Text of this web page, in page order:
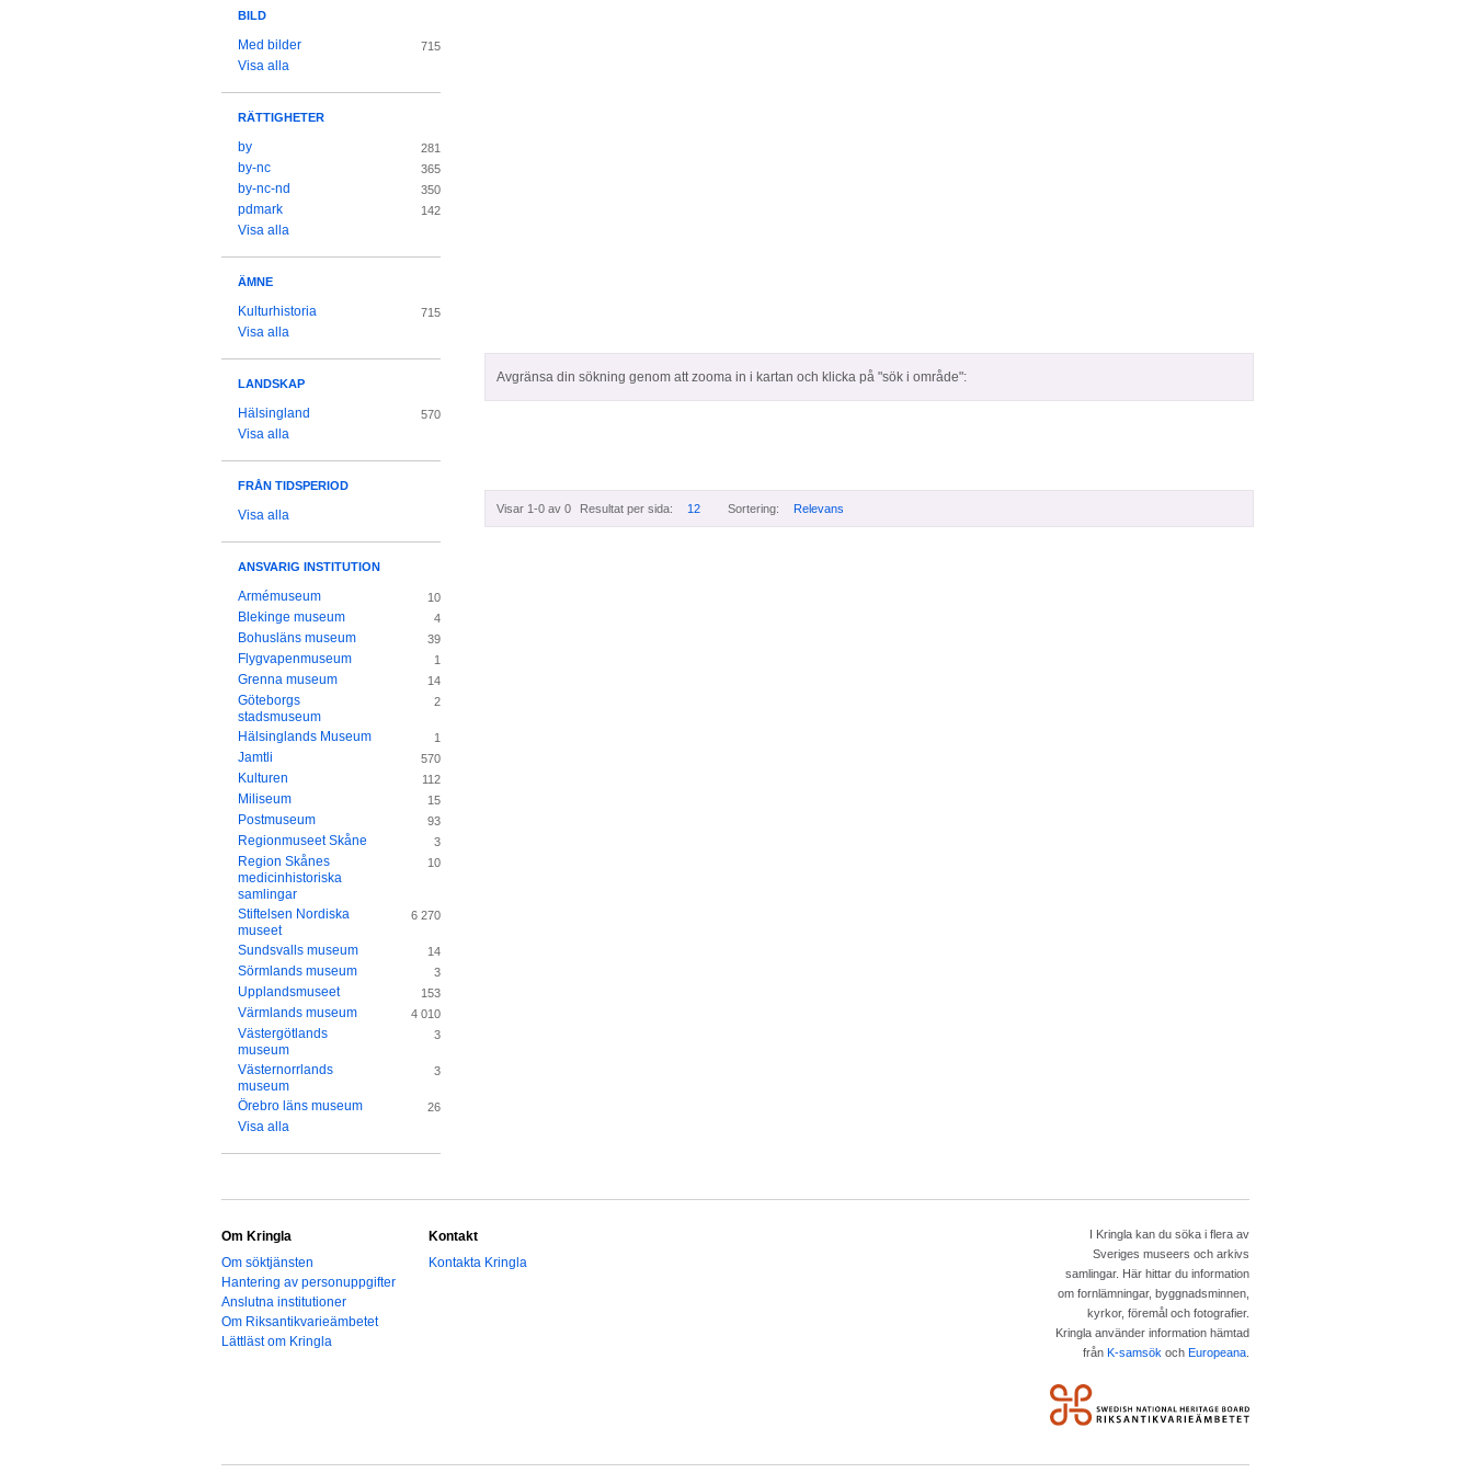
Avgränsa din sökning genom att zooma in i kartan och klicka på "sök i område":
Visar 1-0 av 0 Resultat per sida: 12 Sortering: Relevans
BILD
Med bilder 715
Visa alla
RÄTTIGHETER
by 281
by-nc 365
by-nc-nd 350
pdmark 142
Visa alla
ÄMNE
Kulturhistoria 715
Visa alla
LANDSKAP
Hälsingland 570
Visa alla
FRÅN TIDSPERIOD
Visa alla
ANSVARIG INSTITUTION
Armémuseum 10
Blekinge museum 4
Bohusläns museum 39
Flygvapenmuseum 1
Grenna museum 14
Göteborgs
stadsmuseum
2
Hälsinglands Museum 1
Jamtli 570
Kulturen 112
Miliseum 15
Postmuseum 93
Regionmuseet Skåne 3
Region Skånes
medicinhistoriska
samlingar
10
Stiftelsen Nordiska
museet
6 270
Sundsvalls museum 14
Sörmlands museum 3
Upplandsmuseet 153
Värmlands museum 4 010
Västergötlands
museum
3
Västernorrlands
museum
3
Örebro läns museum 26
Visa alla
Om Kringla
Om söktjänsten
Hantering av personuppgifter
Anslutna institutioner
Om Riksantikvarieämbetet
Lättläst om Kringla
Kontakt
Kontakta Kringla
I Kringla kan du söka i flera av
Sveriges museers och arkivs
samlingar. Här hittar du information
om fornlämningar, byggnadsminnen,
kyrkor, föremål och fotografier.
Kringla använder information hämtad
från K-samsök och Europeana